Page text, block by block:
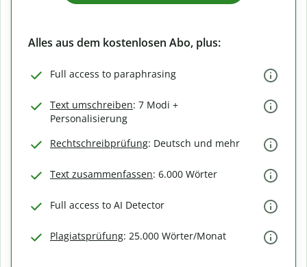
Alles aus dem kostenlosen Abo, plus:
Full access to paraphrasing
Text umschreiben: 7 Modi +
Personalisierung
Rechtschreibprüfung: Deutsch und mehr
Text zusammenfassen: 6.000 Wörter
Full access to AI Detector
Plagiatsprüfung: 25.000 Wörter/Monat